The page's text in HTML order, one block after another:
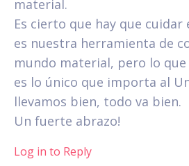
material.
Es cierto que hay que
es nuestra herramienta de
mundo material, pero lo
es lo único que importa al
llevamos bien, todo va bien.
Un fuerte abrazo!
Log in to Reply